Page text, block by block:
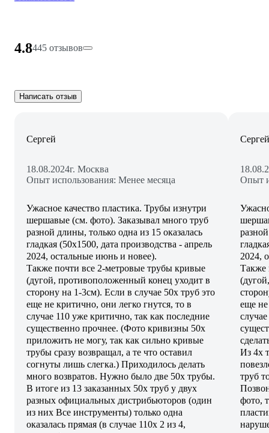
4.8445 отзывов
Написать отзыв
Сергей
18.08.2024г. Москва
Опыт использования: Менее месяца
Ужасное качество пластика. Трубы изнутри
шершавые (см. фото). Заказывал много труб
разной длины, только одна из 15 оказалась
гладкая (50х1500, дата производства - апрель
2024, остальные июнь и новее).
Также почти все 2-метровые трубы кривые
(дугой, противоположенный конец уходит в
сторону на 1-3см). Если в случае 50х труб это
еще не критично, они легко гнутся, то в
случае 110 уже критично, так как последние
существенно прочнее. (Фото кривизны 50х
приложить не могу, так как сильно кривые
трубы сразу возвращал, а те что оставил
согнуты лишь слегка.) Приходилось делать
много возвратов. Нужно было две 50х трубы.
В итоге из 13 заказанных 50х труб у двух
разных официальных дистрибьюторов (один
из них Все инструменты) только одна
оказалась прямая (в случае 110х 2 из 4,
Сергей
Опыт
2024,
Также
еще не
Из 4х
труб
фото,